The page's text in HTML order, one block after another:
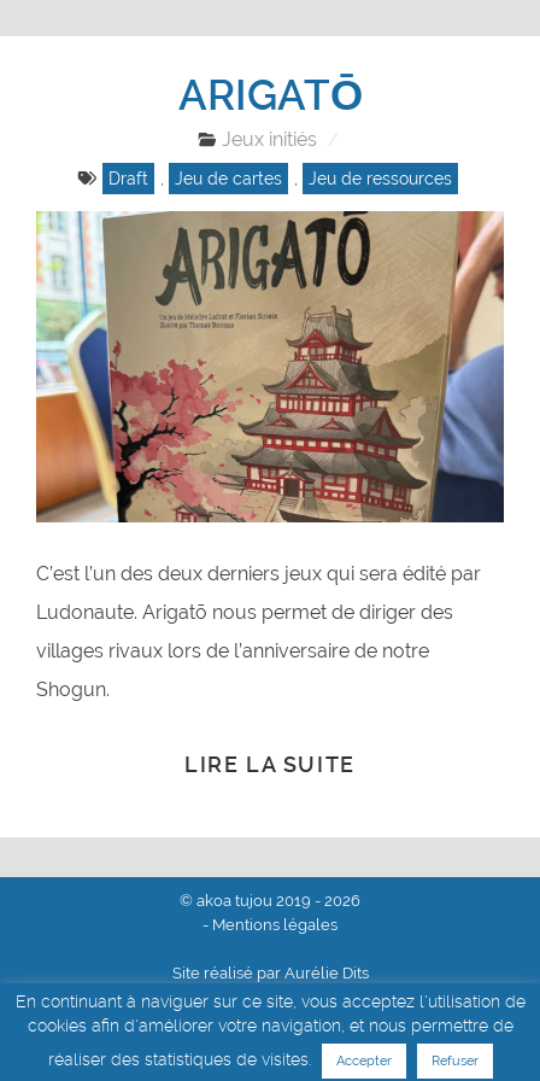
ARIGATŌ
Jeux initiés
Draft , Jeu de cartes , Jeu de ressources
C’est l’un des deux derniers jeux qui sera édité par
Ludonaute. Arigatō nous permet de diriger des
villages rivaux lors de l’anniversaire de notre
Shogun.
LIRE LA SUITE
© akoa tujou 2019 - 2026
- Mentions légales
Site réalisé par Aurélie Dits
En continuant à naviguer sur ce site, vous acceptez l'utilisation de
cookies afin d'améliorer votre navigation, et nous permettre de
réaliser des statistiques de visites.
Accepter Refuser